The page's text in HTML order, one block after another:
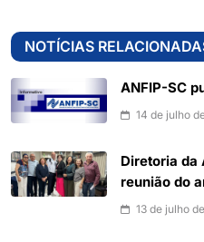
NOTÍCIAS
ANFIP-SC
14 de julho
Diretoria da
reunião do
13 de julho